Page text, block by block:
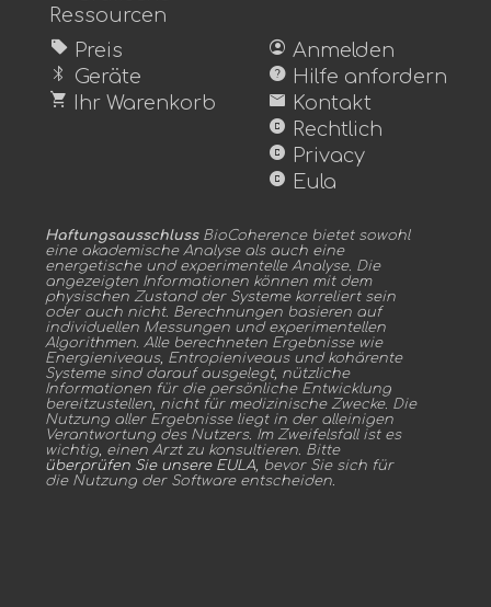
Ressourcen
sell Preis
bluetooth Geräte
shopping_cart Ihr Warenkorb
account_circle Anmelden
help Hilfe anfordern
mail Kontakt
copyright Rechtlich
copyright Privacy
copyright Eula
HaftungsausschlussBioCoherence bietet sowohl
eine akademische Analyse als auch eine
energetische und experimentelle Analyse. Die
angezeigten Informationen können mit dem
physischen Zustand der Systeme korreliert sein
oder auch nicht. Berechnungen basieren auf
individuellen Messungen und experimentellen
Algorithmen. Alle berechneten Ergebnisse wie
Energieniveaus, Entropieniveaus und kohärente
Systeme sind darauf ausgelegt, nützliche
Informationen für die persönliche Entwicklung
bereitzustellen, nicht für medizinische Zwecke. Die
Nutzung aller Ergebnisse liegt in der alleinigen
Verantwortung des Nutzers. Im Zweifelsfall ist es
wichtig, einen Arzt zu konsultieren. Bitte
überprüfen Sie unsere EULA, bevor Sie sich für
die Nutzung der Software entscheiden.